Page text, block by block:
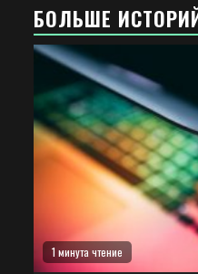
БОЛЬШЕ
1 минута чтение